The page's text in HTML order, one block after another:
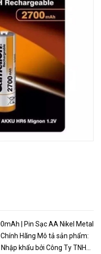
| Pin Sạc AA Nikel Metal
Hãng Mô tả sản phẩm:
khẩu bởi Công Ty TNHH